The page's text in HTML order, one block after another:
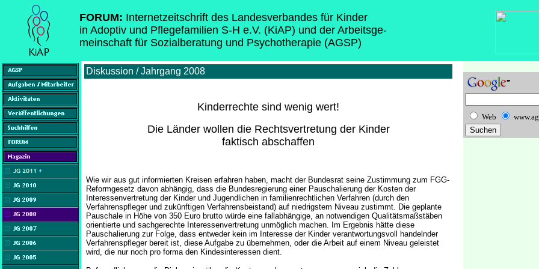
FORUM: Internetzeitschrift des Landesverbandes für Kinder
in Adoptiv und Pflegefamilien S-H e.V. (KiAP) und der Arbeitsge-
meinschaft für Sozialberatung und Psychotherapie (AGSP)
Diskussion / Jahrgang 2008
Kinderrechte sind wenig wert!
Die Länder wollen die Rechtsvertretung der Kinder
faktisch abschaffen
Wie wir aus gut informierten Kreisen erfahren haben, macht der Bundesrat seine Zustimmung zum FGG-
Reformgesetz davon abhängig, dass die Bundesregierung einer Pauschalierung der Kosten der
Interessenvertretung der Kinder und Jugendlichen in familienrechtlichen Verfahren (durch den
Verfahrenspfleger und zukünftigen Verfahrensbeistand) auf niedrigstem Niveau zustimmt. Die geplante
Pauschale in Höhe von 350 Euro brutto würde eine fallabhängige, an notwendigen Qualitätsmaßstäben
orientierte und sachgerechte Interessenvertretung unmöglich machen. Im Ergebnis hätte diese
Pauschalierung zur Folge, dass entweder kein im Interesse der Kinder verantwortungsvoll handelnder
Verfahrenspfleger bereit ist, diese Aufgabe zu übernehmen, oder die Arbeit auf einem Niveau geleistet
wird, die nur noch pro forma den Kindesinteressen dient.
Web